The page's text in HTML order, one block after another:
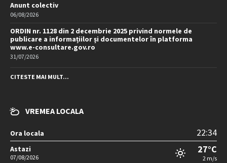
Anunt colectiv
06/08/2026
ORDIN nr. 1128 din 2 decembrie 2025 privind normele de
publicare a informațiilor și documentelor în platforma
www.e-consultare.gov.ro
31/07/2026
CITESTE MAI MULT...
VREMEA LOCALA
Ora locala 22:34
Astazi
07/08/2026
27°C
2 m/s